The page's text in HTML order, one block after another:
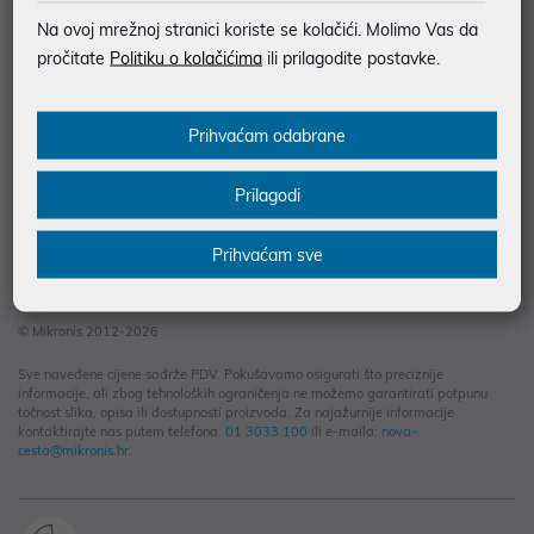
Saznajte više
© Mikronis 2012-2026
Sve navedene cijene sadrže PDV. Pokušavamo osigurati što preciznije
informacije, ali zbog tehnoloških ograničenja ne možemo garantirati potpunu
točnost slika, opisa ili dostupnosti proizvoda. Za najažurnije informacije
kontaktirajte nas putem telefona: 01 3033 100 ili e-maila: nova-
cesta@mikronis.hr.
Na ovoj mrežnoj stranici koriste se kolačići. Molimo Vas da
pročitate Politiku o kolačićima ili prilagodite postavke.
Prihvaćam odabrane
Prilagodi
Prihvaćam sve